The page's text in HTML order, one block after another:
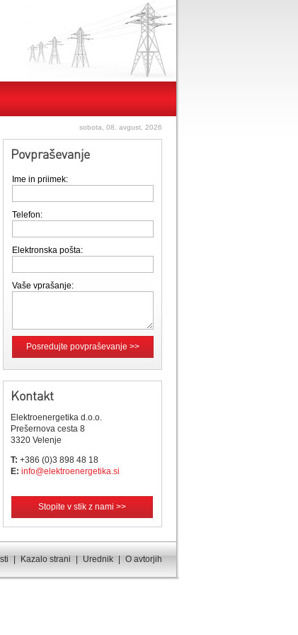
sobota, 08. avgust, 2026
Povpraševanje
Ime in priimek:
Telefon:
Elektronska pošta:
Vaše vprašanje:
Posredujte povpraševanje >>
Kontakt
Elektroenergetika d.o.o.
Prešernova cesta 8
3320 Velenje
T: +386 (0)3 898 48 18
E: info@elektroenergetika.si
Stopite v stik z nami >>
Kazalo strani Urednik O avtorjih